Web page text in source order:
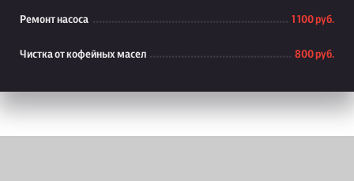
Ремонт насоса 1 100 руб.
Чистка от кофейных масел 800 руб.